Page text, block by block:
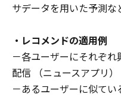
サデータを用いた予測な
・レコメンドの適用例
－各ユーザーにそれぞ
配信 （ニュースアプリ）
－あるユーザーに似てい